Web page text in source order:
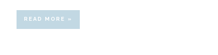
READ MORE »